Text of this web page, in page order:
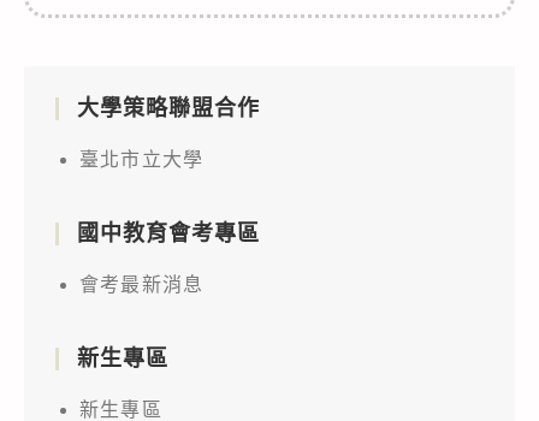
大學策略聯盟合作
臺北市立大學
國中教育會考專區
會考最新消息
新生專區
新生專區